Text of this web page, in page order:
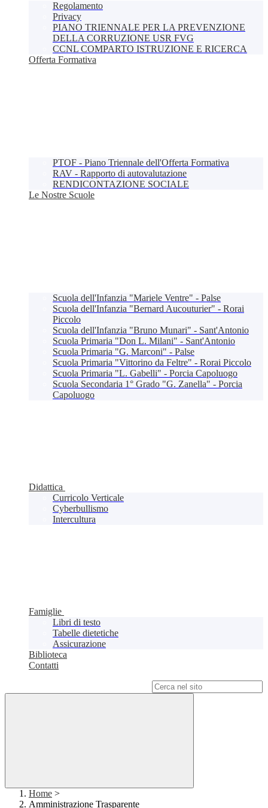
Regolamento
Privacy
PIANO TRIENNALE PER LA PREVENZIONE
DELLA CORRUZIONE USR FVG
CCNL COMPARTO ISTRUZIONE E RICERCA
Offerta Formativa
PTOF - Piano Triennale dell'Offerta Formativa
RAV - Rapporto di autovalutazione
RENDICONTAZIONE SOCIALE
Le Nostre Scuole
Scuola dell'Infanzia "Mariele Ventre" - Palse
Scuola dell'Infanzia "Bernard Aucouturier" - Rorai
Piccolo
Scuola dell'Infanzia "Bruno Munari" - Sant'Antonio
Scuola Primaria "Don L. Milani" - Sant'Antonio
Scuola Primaria "G. Marconi" - Palse
Scuola Primaria "Vittorino da Feltre" - Rorai Piccolo
Scuola Primaria "L. Gabelli" - Porcia Capoluogo
Scuola Secondaria 1° Grado "G. Zanella" - Porcia
Capoluogo
Didattica
Curricolo Verticale
Cyberbullismo
Intercultura
Famiglie
Libri di testo
Tabelle dietetiche
Assicurazione
Biblioteca
Contatti
Home >
Amministrazione Trasparente